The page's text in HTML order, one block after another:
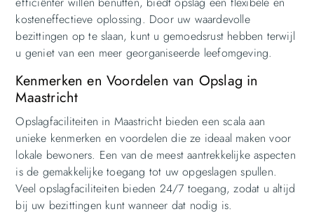
kosteneffectieve oplossing. Door uw waardevolle
bezittingen op te slaan, kunt u gemoedsrust hebben terwijl
u geniet van een meer georganiseerde leefomgeving.
Kenmerken en Voordelen van Opslag in
Maastricht
Opslagfaciliteiten in Maastricht bieden een scala aan
unieke kenmerken en voordelen die ze ideaal maken voor
lokale bewoners. Een van de meest aantrekkelijke aspecten
is de gemakkelijke toegang tot uw opgeslagen spullen.
Veel opslagfaciliteiten bieden 24/7 toegang, zodat u altijd
bij uw bezittingen kunt wanneer dat nodig is.